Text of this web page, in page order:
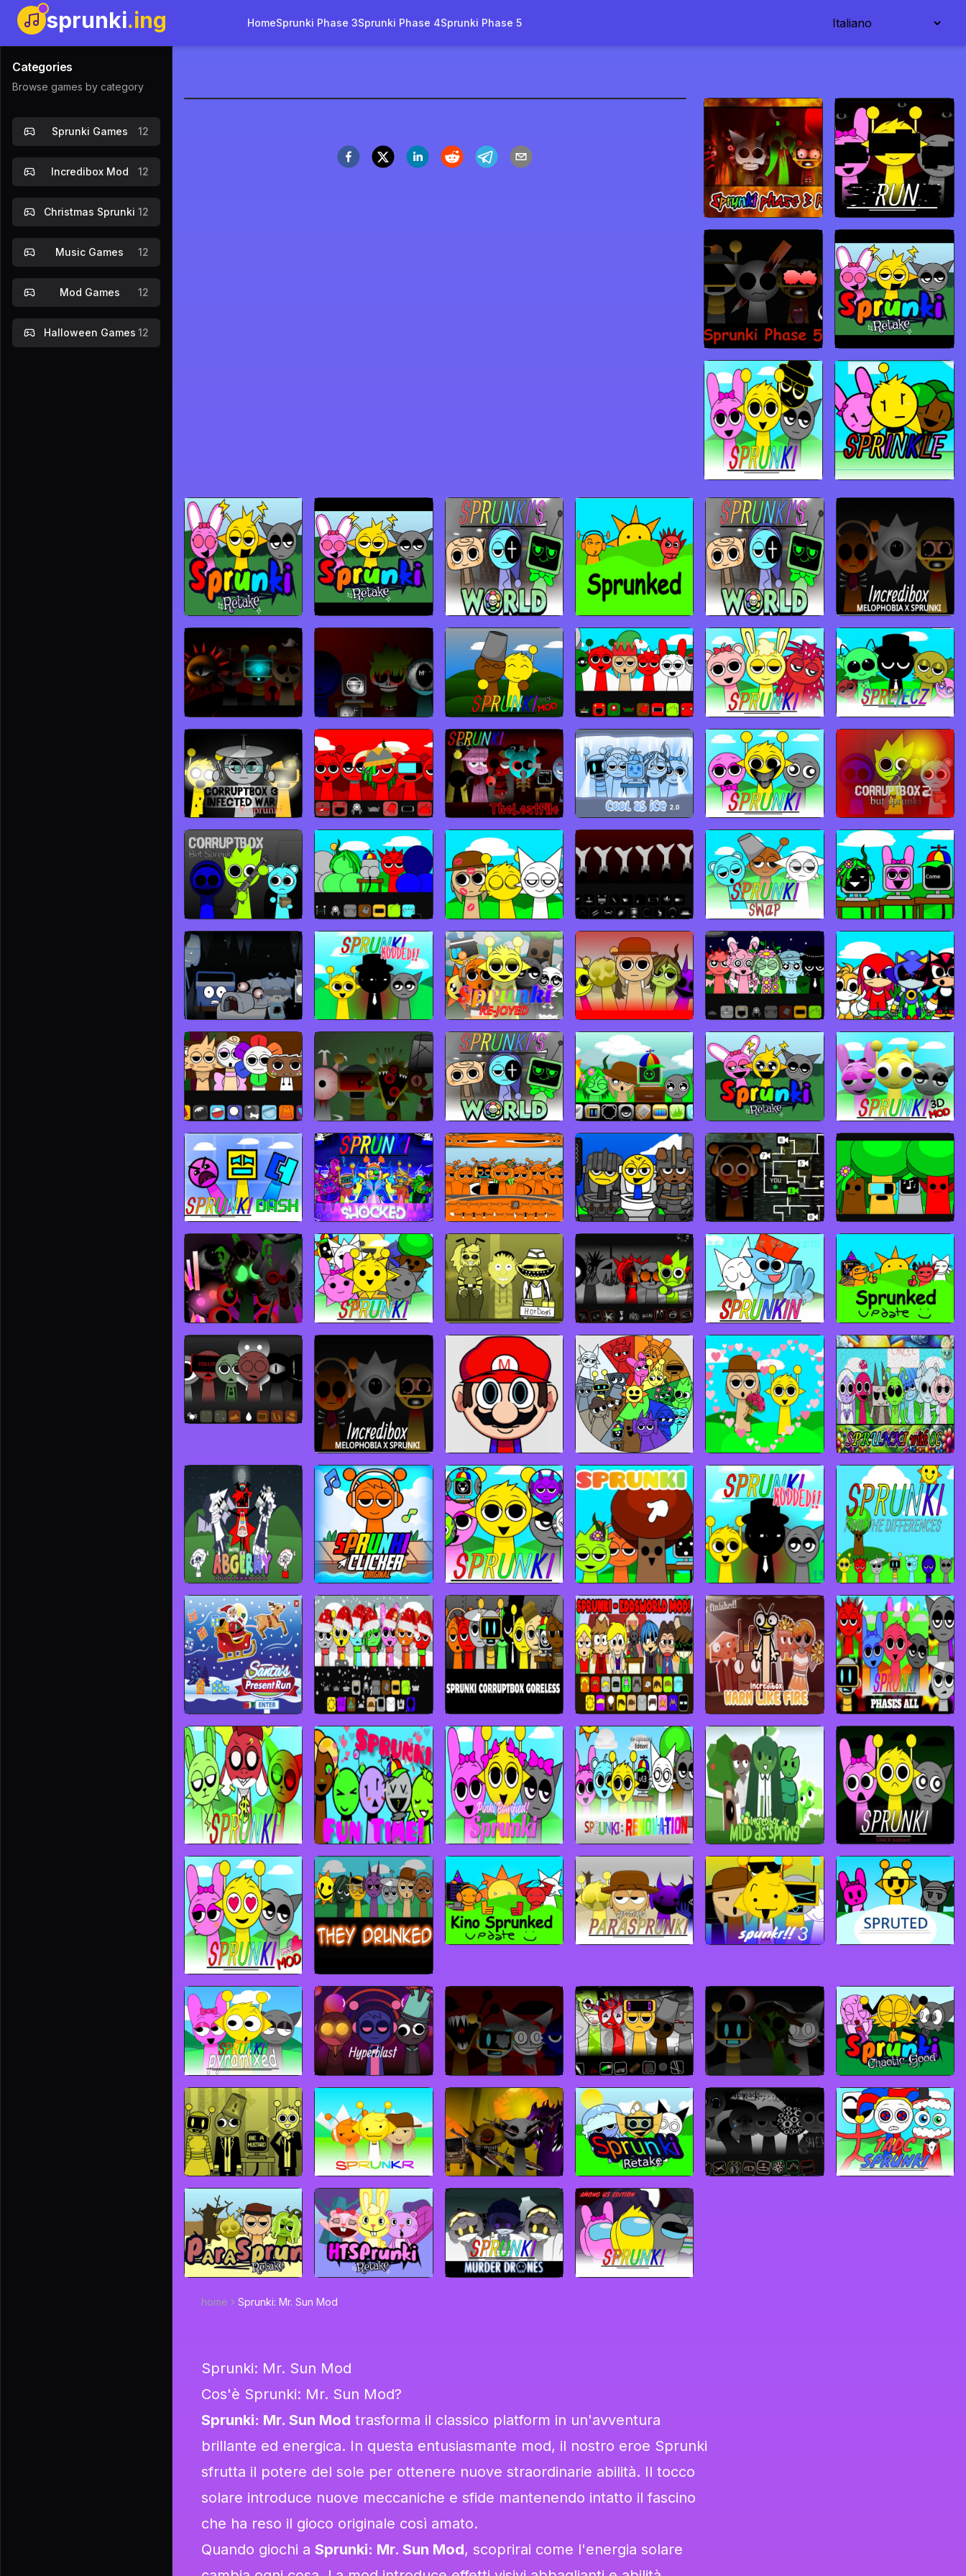
sprunki.ing HomeSprunki Phase 3Sprunki Phase 4Sprunki Phase 5
Categories
Browse games by category
Sprunki Games 12
Incredibox Mod 12
Christmas Sprunki 12
Music Games 12
Mod Games 12
Halloween Games 12
Gioca Ora
home Sprunki: Mr. Sun Mod
Sprunki: Mr. Sun Mod
Cos'è Sprunki: Mr. Sun Mod?
Sprunki: Mr. Sun Mod trasforma il classico platform in un'avventura
brillante ed energica. In questa entusiasmante mod, il nostro eroe Sprunki
sfrutta il potere del sole per ottenere nuove straordinarie abilità. Il tocco
solare introduce nuove meccaniche e sfide mantenendo intatto il fascino
che ha reso il gioco originale così amato.
Quando giochi a Sprunki: Mr. Sun Mod, scoprirai come l'energia solare